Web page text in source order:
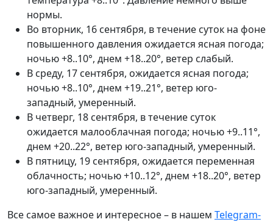
нормы.
Во вторник, 16 сентября, в течение суток на фоне
повышенного давления ожидается ясная погода;
ночью +8..10°, днем +18..20°, ветер слабый.
В среду, 17 сентября, ожидается ясная погода;
ночью +8..10°, днем +19..21°, ветер юго-
западный, умеренный.
В четверг, 18 сентября, в течение суток
ожидается малооблачная погода; ночью +9..11°,
днем +20..22°, ветер юго-западный, умеренный.
В пятницу, 19 сентября, ожидается переменная
облачность; ночью +10..12°, днем +18..20°, ветер
юго-западный, умеренный.
Все самое важное и интересное – в нашем Telegram-